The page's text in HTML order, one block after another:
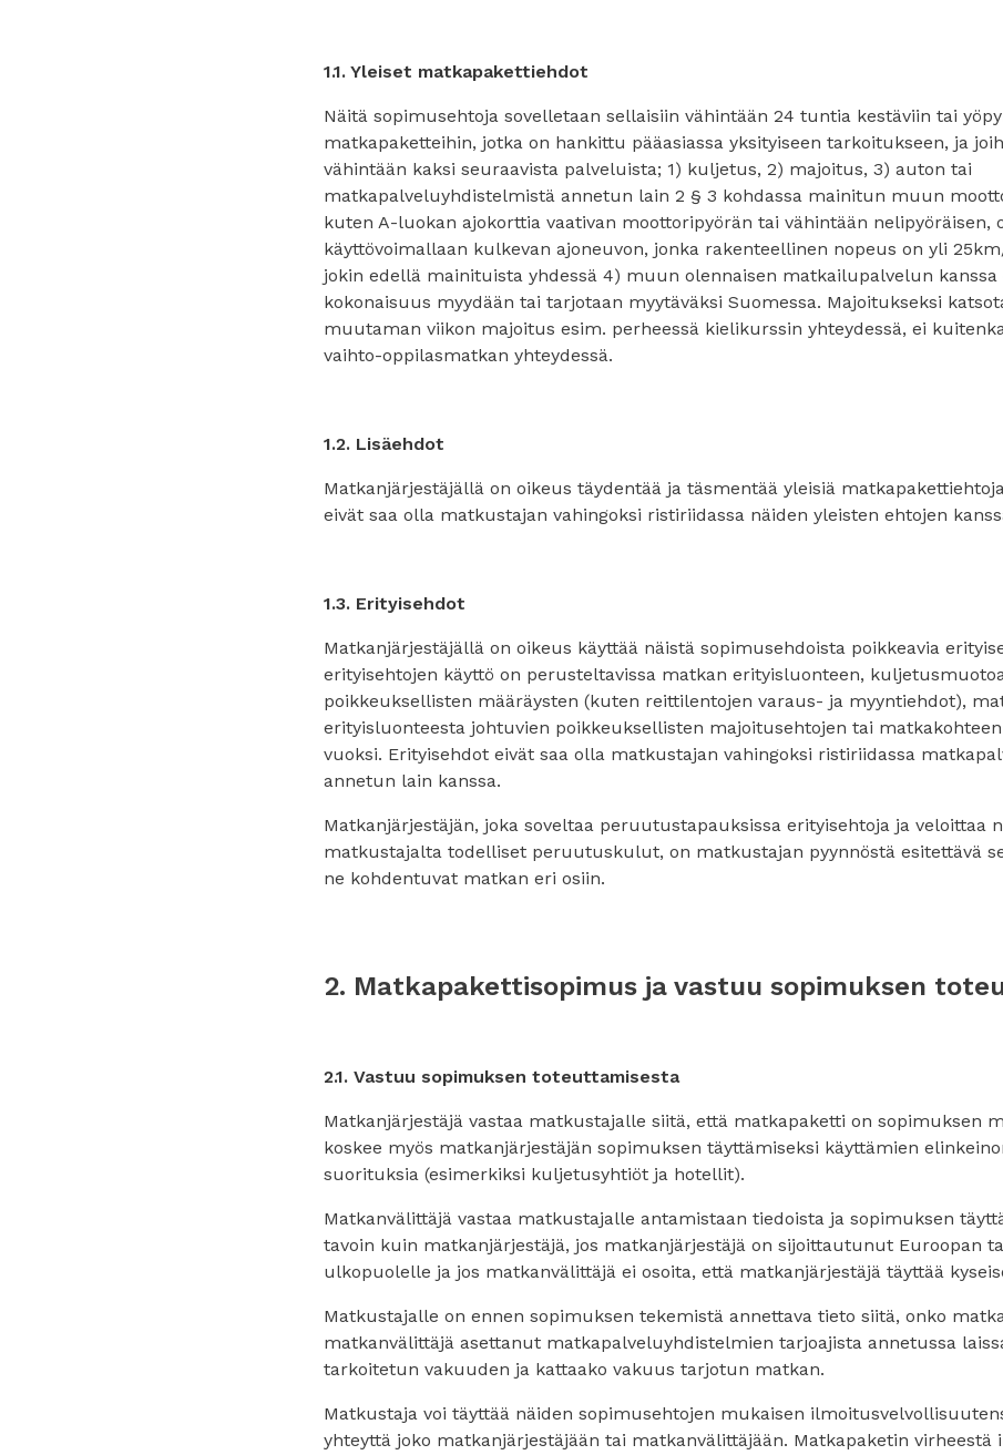
1.1. Yleiset matkapakettiehdot
Näitä sopimusehtoja sovelletaan sellaisiin vähintään 24 tuntia kestäviin tai
matkapaketteihin, jotka on hankittu pääasiassa yksityiseen tarkoitukseen, ja
vähintään kaksi seuraavista palveluista; 1) kuljetus, 2) majoitus, 3) auton tai
matkapalveluyhdistelmistä annetun lain 2 § 3 kohdassa mainitun muun
kuten A-luokan ajokorttia vaativan moottoripyörän tai vähintään nelipyöräisen,
käyttövoimallaan kulkevan ajoneuvon, jonka rakenteellinen nopeus on yli
jokin edellä mainituista yhdessä 4) muun olennaisen matkailupalvelun
kokonaisuus myydään tai tarjotaan myytäväksi Suomessa. Majoitukseksi
muutaman viikon majoitus esim. perheessä kielikurssin yhteydessä, ei
vaihto-oppilasmatkan yhteydessä.
1.2. Lisäehdot
Matkanjärjestäjällä on oikeus täydentää ja täsmentää yleisiä
eivät saa olla matkustajan vahingoksi ristiriidassa näiden yleisten ehtojen
1.3. Erityisehdot
Matkanjärjestäjällä on oikeus käyttää näistä sopimusehdoista poikkeavia
erityisehtojen käyttö on perusteltavissa matkan erityisluonteen,
poikkeuksellisten määräysten (kuten reittilentojen varaus- ja myyntiehdot),
erityisluonteesta johtuvien poikkeuksellisten majoitusehtojen tai
vuoksi. Erityisehdot eivät saa olla matkustajan vahingoksi ristiriidassa
annetun lain kanssa.
Matkanjärjestäjän, joka soveltaa peruutustapauksissa erityisehtoja ja veloittaa
matkustajalta todelliset peruutuskulut, on matkustajan pyynnöstä esitettävä
ne kohdentuvat matkan eri osiin.
2. Matkapakettisopimus ja vastuu sopimuksen
2.1. Vastuu sopimuksen toteuttamisesta
Matkanjärjestäjä vastaa matkustajalle siitä, että matkapaketti on sopimuksen
koskee myös matkanjärjestäjän sopimuksen täyttämiseksi käyttämien
suorituksia (esimerkiksi kuljetusyhtiöt ja hotellit).
Matkanvälittäjä vastaa matkustajalle antamistaan tiedoista ja sopimuksen
tavoin kuin matkanjärjestäjä, jos matkanjärjestäjä on sijoittautunut Euroopan
ulkopuolelle ja jos matkanvälittäjä ei osoita, että matkanjärjestäjä täyttää
Matkustajalle on ennen sopimuksen tekemistä annettava tieto siitä, onko
matkanvälittäjä asettanut matkapalveluyhdistelmien tarjoajista annetussa
tarkoitetun vakuuden ja kattaako vakuus tarjotun matkan.
Matkustaja voi täyttää näiden sopimusehtojen mukaisen
yhteyttä joko matkanjärjestäjään tai matkanvälittäjään. Matkapaketin virheestä